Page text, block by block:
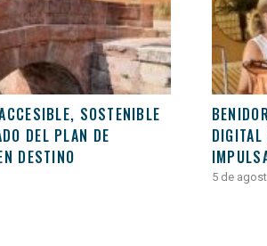
SOSTENIBLE
DEL PLAN DE
DESTINO
DIGITAL
5 de